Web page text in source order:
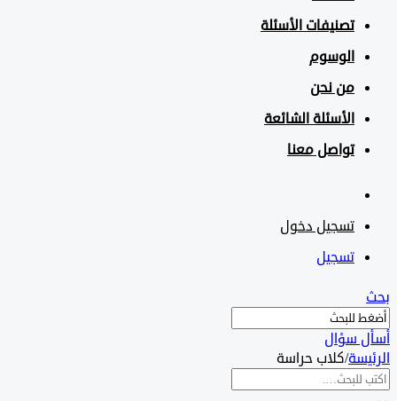
تصنيفات الأسئلة
الوسوم
من نحن
الأسئلة الشائعة
تواصل معنا
تسجيل دخول
تسجيل
سؤال
/كلاب حراسة